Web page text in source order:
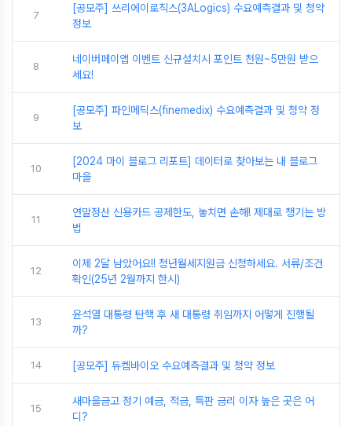
7
[공모주] 쓰리에이로직스(3ALogics) 수요예측결과 및 청약
정보
8
네이버페이앱 이벤트 신규설치시 포인트 천원~5만원 받으
세요!
9
[공모주] 파인메딕스(finemedix) 수요예측결과 및 청약 정
보
10
[2024 마이 블로그 리포트] 데이터로 찾아보는 내 블로그
마을
11
연말정산 신용카드 공제한도, 놓치면 손해! 제대로 챙기는 방
법
12
이제 2달 남았어요!! 청년월세지원금 신청하세요. 서류/조건
확인(25년 2월까지 한시)
13
윤석열 대통령 탄핵 후 새 대통령 취임까지 어떻게 진행될
까?
14 [공모주] 듀켐바이오 수요예측결과 및 청약 정보
15
새마을금고 정기 예금, 적금, 특판 금리 이자 높은 곳은 어
디?